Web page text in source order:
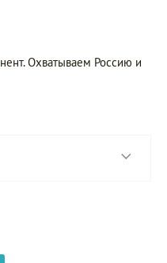
Охватываем Россию и